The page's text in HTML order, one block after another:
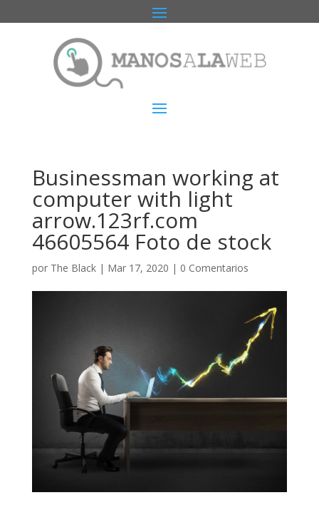
Businessman working at
computer with light
arrow.123rf.com
46605564 Foto de stock
por The Black| Mar 17, 2020 | 0 Comentarios